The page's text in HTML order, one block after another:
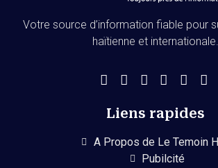
Votre source d’information fiable pour
haïtienne et internationale.
Liens rapides
A Propos de Le Temoin
Pubilcité